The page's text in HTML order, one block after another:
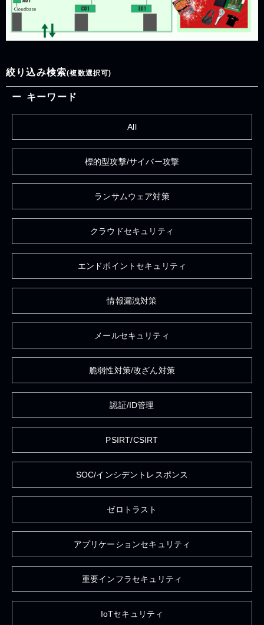
絞り込み検索(複数選択可)
キーワード
All
標的型攻撃/サイバー攻撃
ランサムウェア対策
クラウドセキュリティ
エンドポイントセキュリティ
情報漏洩対策
メールセキュリティ
脆弱性対策/改ざん対策
認証/ID管理
PSIRT/CSIRT
SOC/インシデントレスポンス
ゼロトラスト
アプリケーションセキュリティ
重要インフラセキュリティ
IoTセキュリティ